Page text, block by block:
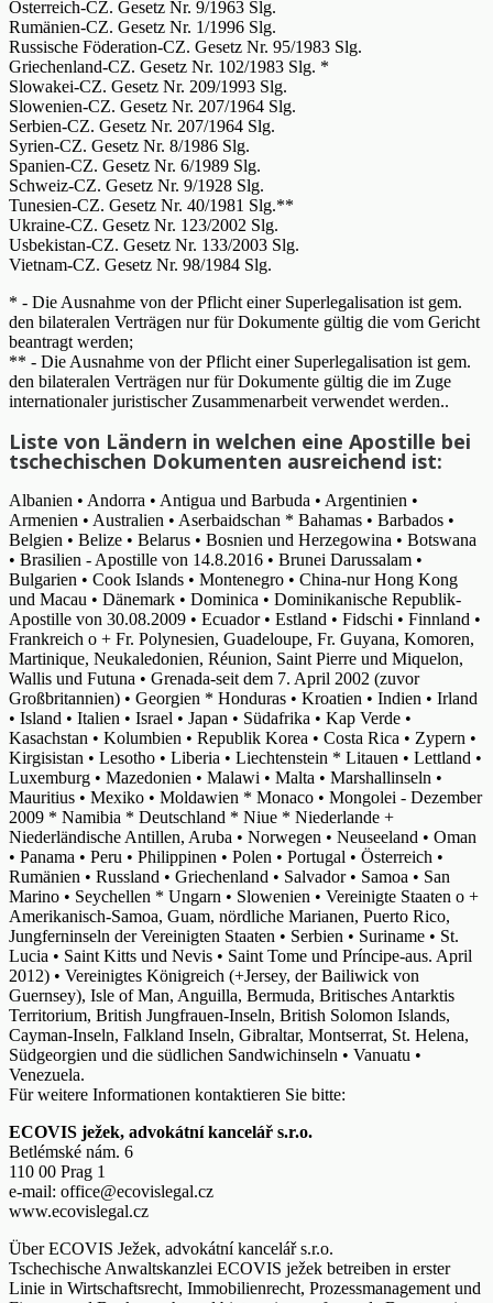
Österreich-CZ. Gesetz Nr. 9/1963 Slg.
Rumänien-CZ. Gesetz Nr. 1/1996 Slg.
Russische Föderation-CZ. Gesetz Nr. 95/1983 Slg.
Griechenland-CZ. Gesetz Nr. 102/1983 Slg. *
Slowakei-CZ. Gesetz Nr. 209/1993 Slg.
Slowenien-CZ. Gesetz Nr. 207/1964 Slg.
Serbien-CZ. Gesetz Nr. 207/1964 Slg.
Syrien-CZ. Gesetz Nr. 8/1986 Slg.
Spanien-CZ. Gesetz Nr. 6/1989 Slg.
Schweiz-CZ. Gesetz Nr. 9/1928 Slg.
Tunesien-CZ. Gesetz Nr. 40/1981 Slg.**
Ukraine-CZ. Gesetz Nr. 123/2002 Slg.
Usbekistan-CZ. Gesetz Nr. 133/2003 Slg.
Vietnam-CZ. Gesetz Nr. 98/1984 Slg.
* - Die Ausnahme von der Pflicht einer Superlegalisation ist gem.
den bilateralen Verträgen nur für Dokumente gültig die vom Gericht
beantragt werden;
** - Die Ausnahme von der Pflicht einer Superlegalisation ist gem.
den bilateralen Verträgen nur für Dokumente gültig die im Zuge
internationaler juristischer Zusammenarbeit verwendet werden..
Liste von Ländern in welchen eine Apostille bei
tschechischen Dokumenten ausreichend ist:
Albanien • Andorra • Antigua und Barbuda • Argentinien •
Armenien • Australien • Aserbaidschan * Bahamas • Barbados •
Belgien • Belize • Belarus • Bosnien und Herzegowina • Botswana
• Brasilien - Apostille von 14.8.2016 • Brunei Darussalam •
Bulgarien • Cook Islands • Montenegro • China-nur Hong Kong
und Macau • Dänemark • Dominica • Dominikanische Republik-
Apostille von 30.08.2009 • Ecuador • Estland • Fidschi • Finnland •
Frankreich o + Fr. Polynesien, Guadeloupe, Fr. Guyana, Komoren,
Martinique, Neukaledonien, Réunion, Saint Pierre und Miquelon,
Wallis und Futuna • Grenada-seit dem 7. April 2002 (zuvor
Großbritannien) • Georgien * Honduras • Kroatien • Indien • Irland
• Island • Italien • Israel • Japan • Südafrika • Kap Verde •
Kasachstan • Kolumbien • Republik Korea • Costa Rica • Zypern •
Kirgisistan • Lesotho • Liberia • Liechtenstein * Litauen • Lettland •
Luxemburg • Mazedonien • Malawi • Malta • Marshallinseln •
Mauritius • Mexiko • Moldawien * Monaco • Mongolei - Dezember
2009 * Namibia * Deutschland * Niue * Niederlande +
Niederländische Antillen, Aruba • Norwegen • Neuseeland • Oman
• Panama • Peru • Philippinen • Polen • Portugal • Österreich •
Rumänien • Russland • Griechenland • Salvador • Samoa • San
Marino • Seychellen * Ungarn • Slowenien • Vereinigte Staaten o +
Amerikanisch-Samoa, Guam, nördliche Marianen, Puerto Rico,
Jungferninseln der Vereinigten Staaten • Serbien • Suriname • St.
Lucia • Saint Kitts und Nevis • Saint Tome und Príncipe-aus. April
2012) • Vereinigtes Königreich (+Jersey, der Bailiwick von
Guernsey), Isle of Man, Anguilla, Bermuda, Britisches Antarktis
Territorium, British Jungfrauen-Inseln, British Solomon Islands,
Cayman-Inseln, Falkland Inseln, Gibraltar, Montserrat, St. Helena,
Südgeorgien und die südlichen Sandwichinseln • Vanuatu •
Venezuela.
Für weitere Informationen kontaktieren Sie bitte:
ECOVIS ježek, advokátní kancelář s.r.o.
Betlémské nám. 6
110 00 Prag 1
e-mail: office@ecovislegal.cz
www.ecovislegal.cz
Über ECOVIS Ježek, advokátní kancelář s.r.o.
Tschechische Anwaltskanzlei ECOVIS ježek betreiben in erster
Linie in Wirtschaftsrecht, Immobilienrecht, Prozessmanagement und